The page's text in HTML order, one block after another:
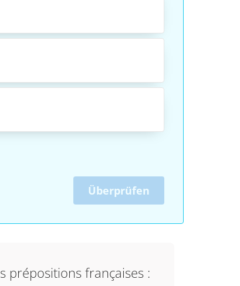
Überprüfen
prépositions françaises :